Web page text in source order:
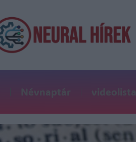
Névnaptár videolista